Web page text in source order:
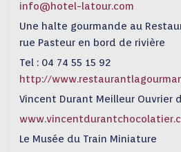
info@hotel-latour.com
Une halte gourmande au
rue Pasteur en bord de rivière
Tel : 04 74 55 15 92
http://
Vincent Durant Meilleur Ouvrier
Le Musée du Train Miniature